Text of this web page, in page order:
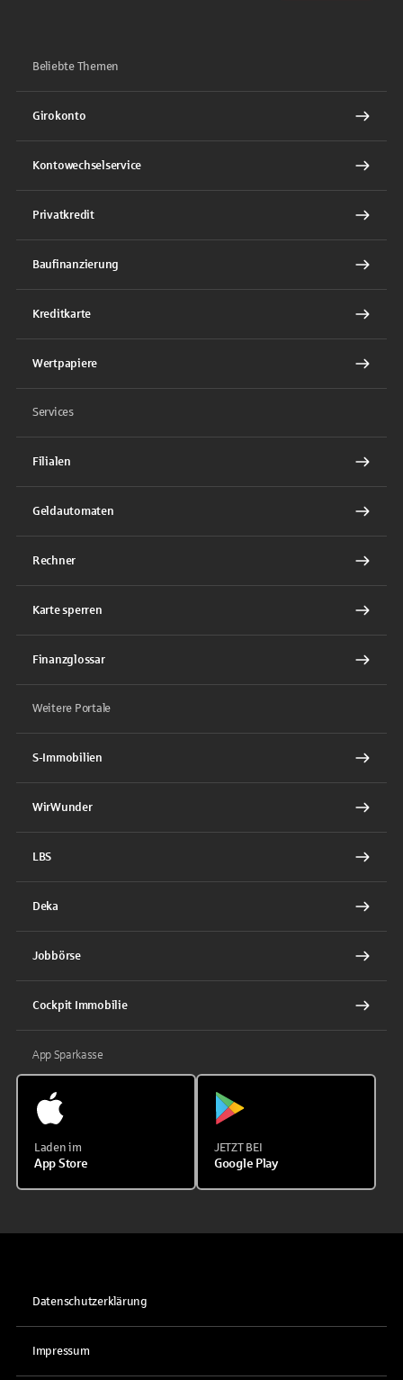
Beliebte Themen
Girokonto
Kontowechselservice
Privatkredit
Baufinanzierung
Kreditkarte
Wertpapiere
Services
Filialen
Geldautomaten
Rechner
Karte sperren
Finanzglossar
Weitere Portale
S-Immobilien
WirWunder
LBS
Deka
Jobbörse
Cockpit Immobilie
App Sparkasse
Laden im
App Store
JETZT BEI
Google Play
Datenschutzerklärung
Impressum